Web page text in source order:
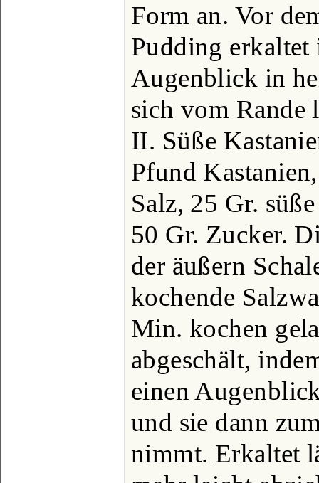
Form an. Vor
Pudding erkaltet
Augenblick in
sich vom Rande
II. Süße
Pfund
Salz, 25 Gr.
50 Gr. Zucker.
der äußern
kochende
Min. kochen
abgeschält,
einen
und sie dann
nimmt. Erkaltet